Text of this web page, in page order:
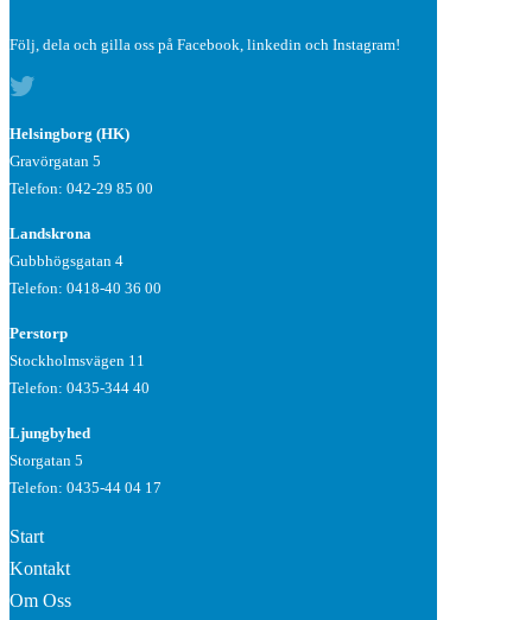
Följ, dela och gilla oss på Facebook, linkedin och Instagram!
Helsingborg (HK)
Gravörgatan 5
Telefon: 042-29 85 00
Landskrona
Gubbhögsgatan 4
Telefon: 0418-40 36 00
Perstorp
Stockholmsvägen 11
Telefon: 0435-344 40
Ljungbyhed
Storgatan 5
Telefon: 0435-44 04 17
Start
Kontakt
Om Oss